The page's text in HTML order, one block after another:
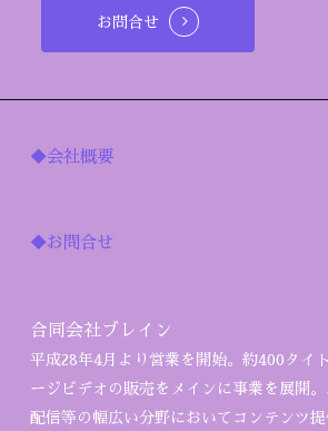
お問合せ
◆会社概要
◆お問合せ
合同会社ブレイン
平成28年4月より営業を開始。約400タイ
ージビデオの販売をメインに事業を展開。
配信等の幅広い分野においてコンテンツ提